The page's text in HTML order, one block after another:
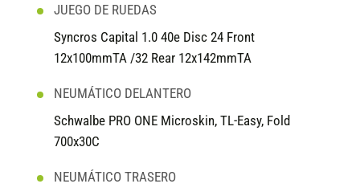
JUEGO DE RUEDAS
Syncros Capital 1.0 40e Disc 24 Front
12x100mmTA /32 Rear 12x142mmTA
NEUMÁTICO DELANTERO
Schwalbe PRO ONE Microskin, TL-Easy, Fold
700x30C
NEUMÁTICO TRASERO